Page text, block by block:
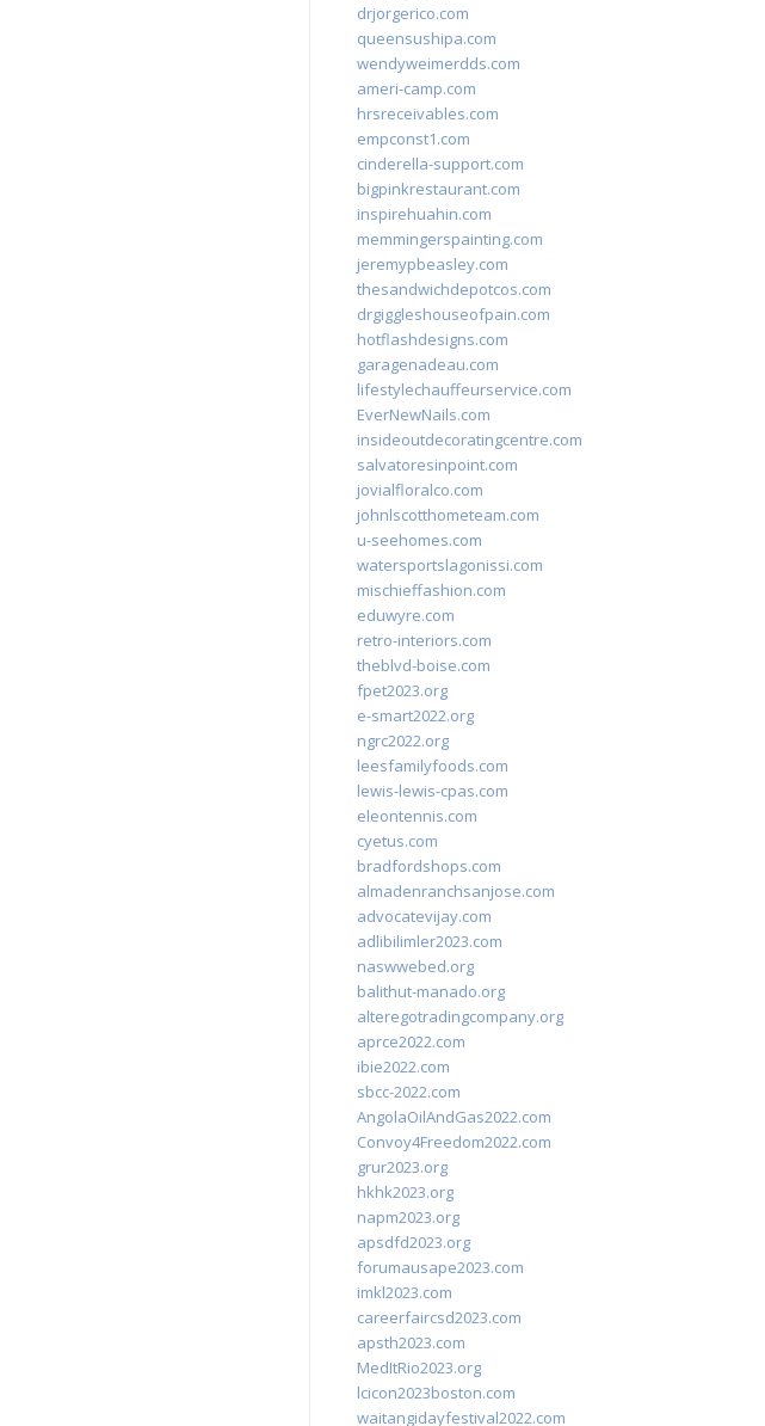
drjorgerico.com
queensushipa.com
wendyweimerdds.com
ameri-camp.com
hrsreceivables.com
empconst1.com
cinderella-support.com
bigpinkrestaurant.com
inspirehuahin.com
memmingerspainting.com
jeremypbeasley.com
thesandwichdepotcos.com
drgiggleshouseofpain.com
hotflashdesigns.com
garagenadeau.com
lifestylechauffeurservice.com
EverNewNails.com
insideoutdecoratingcentre.com
salvatoresinpoint.com
jovialfloralco.com
johnlscotthometeam.com
u-seehomes.com
watersportslagonissi.com
mischieffashion.com
eduwyre.com
retro-interiors.com
theblvd-boise.com
fpet2023.org
e-smart2022.org
ngrc2022.org
leesfamilyfoods.com
lewis-lewis-cpas.com
eleontennis.com
cyetus.com
bradfordshops.com
almadenranchsanjose.com
advocatevijay.com
adlibilimler2023.com
naswwebed.org
balithut-manado.org
alteregotradingcompany.org
aprce2022.com
ibie2022.com
sbcc-2022.com
AngolaOilAndGas2022.com
Convoy4Freedom2022.com
grur2023.org
hkhk2023.org
napm2023.org
apsdfd2023.org
forumausape2023.com
imkl2023.com
careerfaircsd2023.com
apsth2023.com
MedItRio2023.org
lcicon2023boston.com
waitangidayfestival2022.com